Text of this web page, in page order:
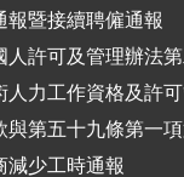
報暨接續聘僱通報
人許可及管理辦法
人力工作資格及許
與第五十九條第一
減少工時通報